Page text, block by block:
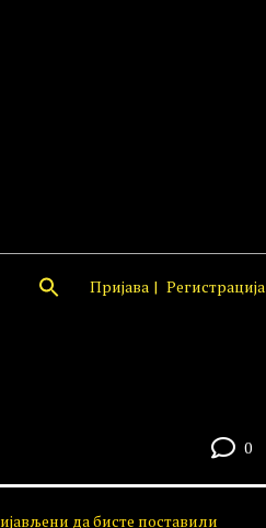
Пријава Регистрација
0
да бисте поставили